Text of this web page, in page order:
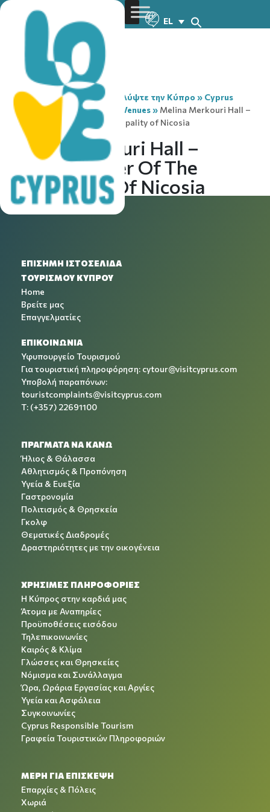
EL
You are here:Home» Ανακαλύψτε την Κύπρο » Cyprus
Convention Bureau»Event Venues» Melina Merkouri Hall –
Cultural Center of the Municipality of Nicosia
Melina Merkouri Hall –
Cultural Center Of The
Municipality Of Nicosia
ΕΠΙΣΗΜΗ ΙΣΤΟΣΕΛΙΔΑ
ΤΟΥΡΙΣΜΟΥ ΚΥΠΡΟΥ
Home
Βρείτε μας
Επαγγελματίες
ΕΠΙΚΟΙΝΩΝΙΑ
Υφυπουργείο Τουρισμού
Για τουριστική πληροφόρηση: cytour@visitcyprus.com
Υποβολή παραπόνων:
touristcomplaints@visitcyprus.com
T: (+357) 22691100
ΠΡΑΓΜΑΤΑ ΝΑ ΚΑΝΩ
Ήλιος & Θάλασσα
Αθλητισμός & Προπόνηση
Υγεία & Ευεξία
Γαστρονομία
Πολιτισμός & Θρησκεία
Γκολφ
Θεματικές Διαδρομές
Δραστηριότητες με την οικογένεια
ΧΡΉΣΙΜΕΣ ΠΛΗΡΟΦΟΡΊΕΣ
Η Κύπρος στην καρδιά μας
Άτομα με Αναπηρίες
Προϋποθέσεις εισόδου
Τηλεπικοινωνίες
Καιρός & Κλίμα
Γλώσσες και Θρησκείες
Νόμισμα και Συνάλλαγμα
Ώρα, Ωράρια Εργασίας και Αργίες
Υγεία και Ασφάλεια
Συγκοινωνίες
Cyprus Responsible Tourism
Γραφεία Τουριστικών Πληροφοριών
ΜΕΡΗ ΓΙΑ ΕΠΙΣΚΕΨΗ
Επαρχίες & Πόλεις
Χωριά